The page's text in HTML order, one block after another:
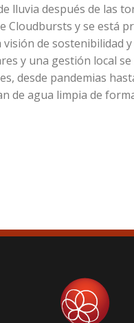
lluvia después de las
Cloudbursts y se está
visión de sostenibilidad
y una gestión local
desde pandemias
de agua limpia de